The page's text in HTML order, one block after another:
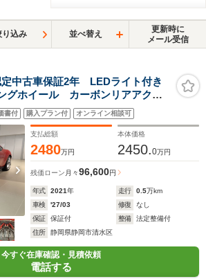
り込み 並べ替え
更新時に
メール受信
中古車保証2年 LEDライト付き
グホイール カーボンリアアクテ
チグロスリキッドシルバーホイ
ーダッシュボード 跳馬ステッ
書付 購入プラン付 オンライン相談可
支払総額
2480万円
本体価格
2450.0万円
残価ローン 月々96,600円
年式 2021年 走行 0.5万km
車検
'27/03 修復
なし
保証
保証付 整備
法定整備付
住所
静岡県静岡市清水区
今すぐ在庫確認・見積依頼
電話する